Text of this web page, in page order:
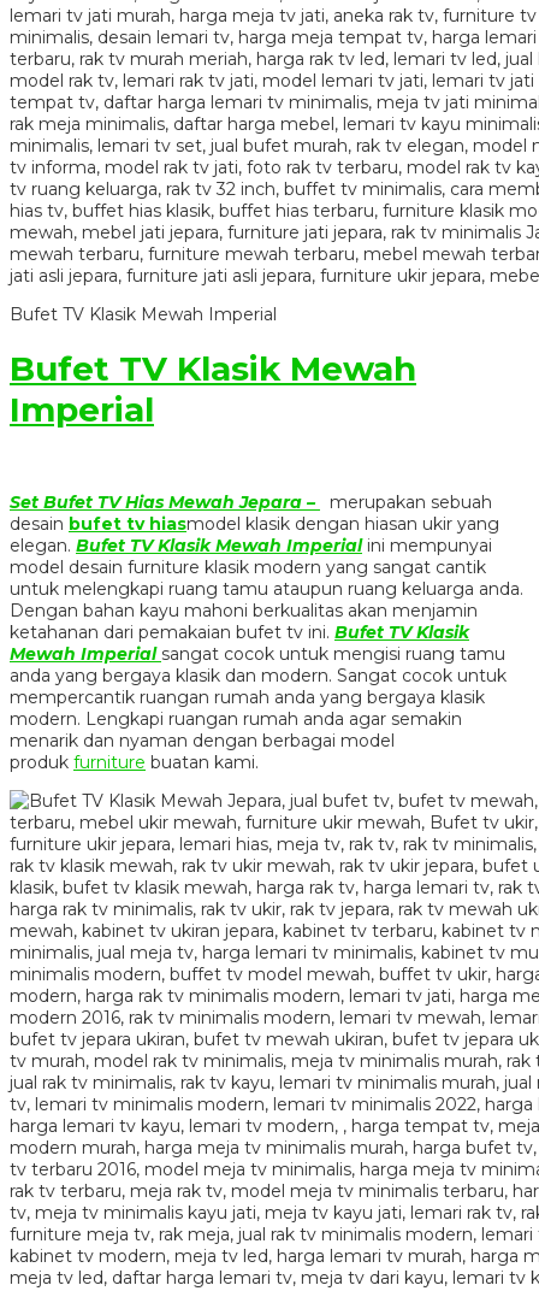
Bufet TV Klasik Mewah Imperial
Bufet TV Klasik Mewah
Imperial
Set Bufet TV Hias Mewah Jepara –
merupakan sebuah
desain bufet tv hiasmodel klasik dengan hiasan ukir yang
elegan. Bufet TV Klasik Mewah Imperialini mempunyai
model desain furniture klasik modern yang sangat cantik
untuk melengkapi ruang tamu ataupun ruang keluarga anda.
Dengan bahan kayu mahoni berkualitas akan menjamin
ketahanan dari pemakaian bufet tv ini. Bufet TV Klasik
Mewah Imperial sangat cocok untuk mengisi ruang tamu
anda yang bergaya klasik dan modern. Sangat cocok untuk
mempercantik ruangan rumah anda yang bergaya klasik
modern. Lengkapi ruangan rumah anda agar semakin
menarik dan nyaman dengan berbagai model
produk furniture buatan kami.